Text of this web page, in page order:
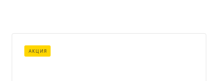
АКЦИЯ